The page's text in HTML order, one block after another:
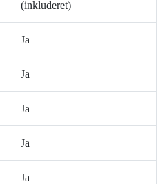
(inkluderet)
Ja
Ja
Ja
Ja
Ja